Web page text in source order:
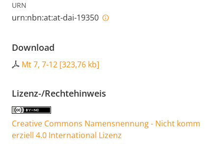
URN
urn:nbn:at:at-dai-19350
Download
Mt 7, 7-12 [323,76 kb]
Lizenz-/Rechtehinweis
Creative Commons Namensnennung - Nicht komm
erziell 4.0 International Lizenz